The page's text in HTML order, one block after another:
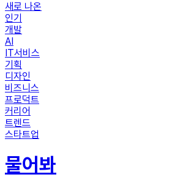
새로 나온
인기
개발
AI
IT서비스
기획
디자인
비즈니스
프로덕트
커리어
트렌드
스타트업
물어봐